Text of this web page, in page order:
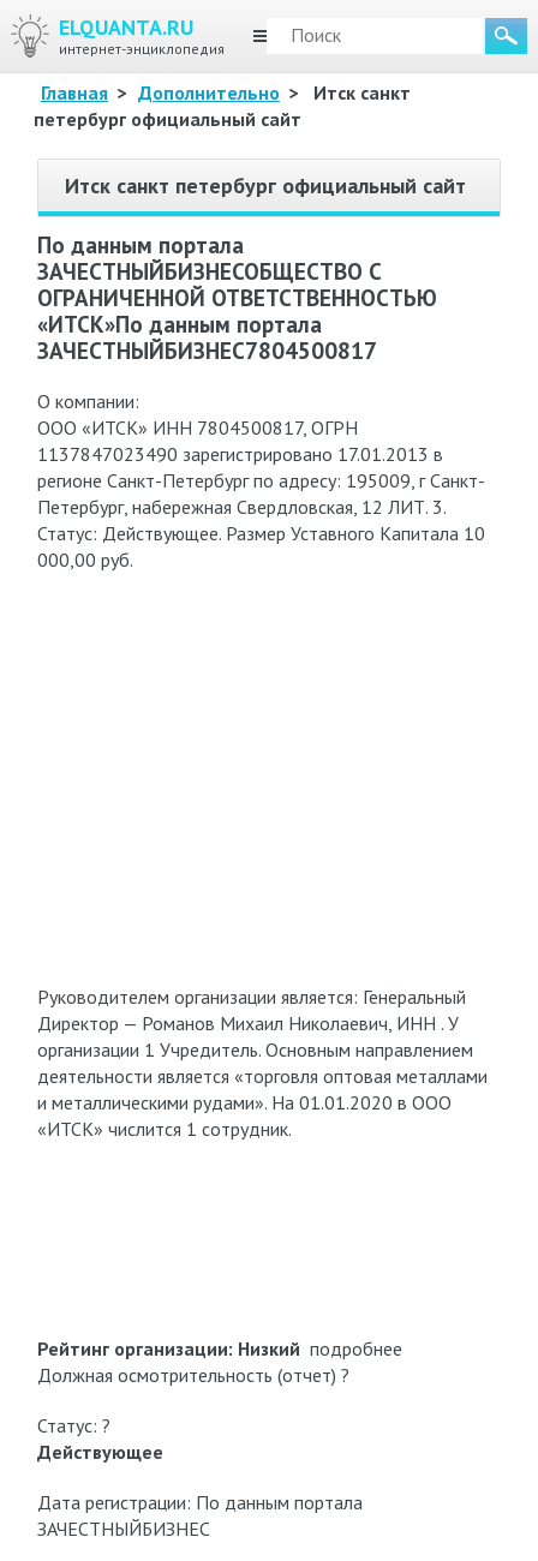
ELQUANTA.RU
интернет-энциклопедия
МЕНЮ
Главная > Дополнительно >
Итск санкт
петербург официальный сайт
Итск санкт петербург официальный сайт
По данным портала
ЗАЧЕСТНЫЙБИЗНЕСОБЩЕСТВО С
ОГРАНИЧЕННОЙ ОТВЕТСТВЕННОСТЬЮ
«ИТСК»По данным портала
ЗАЧЕСТНЫЙБИЗНЕС7804500817
О компании:
ООО «ИТСК» ИНН 7804500817, ОГРН
1137847023490 зарегистрировано 17.01.2013 в
регионе Санкт-Петербург по адресу: 195009, г Санкт-
Петербург, набережная Свердловская, 12 ЛИТ. 3.
Статус: Действующее. Размер Уставного Капитала 10
000,00 руб.
Руководителем организации является: Генеральный
Директор — Романов Михаил Николаевич, ИНН . У
организации 1 Учредитель. Основным направлением
деятельности является «торговля оптовая металлами
и металлическими рудами». На 01.01.2020 в ООО
«ИТСК» числится 1 сотрудник.
Рейтинг организации: Низкий подробнее
Должная осмотрительность (отчет) ?
Статус: ?
Действующее
Дата регистрации: По данным портала
ЗАЧЕСТНЫЙБИЗНЕС